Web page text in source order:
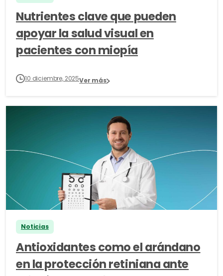
Nutrientes clave que pueden
apoyar la salud visual en
pacientes con miopía
10 diciembre, 2025Ver más
Noticias
Antioxidantes como el arándano
en la protección retiniana ante